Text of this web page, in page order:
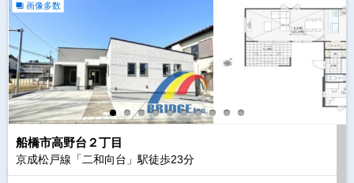
画像多数
船橋市高野台２丁目
京成松戸線「二和向台」駅徒歩23分